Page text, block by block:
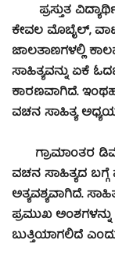
ಪ್ರಸ್ತುತ
ಕೇವಲ ಮೊಬೈಲ್,
ಜಾಲತಾಣಗಳಲ್ಲಿ
ಸಾಹಿತ್ಯವನ್ನು ಏಕೆ
ಕಾರಣವಾಗಿದೆ.
ವಚನ ಸಾಹಿತ್ಯ
ಗ್ರಾಮಾಂತರ
ವಚನ ಸಾಹಿತ್ಯದ
ಅತ್ಯವಶ್ಯವಾಗಿದೆ.
ಪ್ರಮುಖ
ಬುತ್ತಿಯಾಗಲಿದೆ